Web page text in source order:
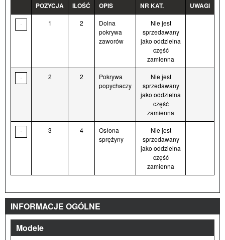
POZYCJA
ILOŚĆ OPIS NR KAT. UWAGI
1 2
Dolna
pokrywa
zaworów
Nie jest
sprzedawany
jako oddzielna
część
zamienna
2 2
Pokrywa
popychaczy
Nie jest
sprzedawany
jako oddzielna
część
zamienna
3 4
Osłona
sprężyny
Nie jest
sprzedawany
jako oddzielna
część
zamienna
INFORMACJE OGÓLNE
Modele